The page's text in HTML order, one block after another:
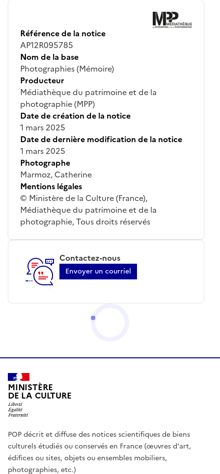
Référence de la notice
AP12R095785
Nom de la base
Photographies (Mémoire)
Producteur
Médiathèque du patrimoine et de la
photographie (MPP)
Date de création de la notice
1 mars 2025
Date de dernière modification de la notice
1 mars 2025
Photographe
Marmoz, Catherine
Mentions légales
© Ministère de la Culture (France),
Médiathèque du patrimoine et de la
photographie, Tous droits réservés
Contactez-nous
Envoyer un courriel
MINISTÈRE
DE LA CULTURE
POP décrit et diffuse des notices scientifiques de biens
culturels étudiés ou conservés en France (œuvres d'art,
édifices ou sites, objets ou ensembles mobiliers,
photographies, etc.)